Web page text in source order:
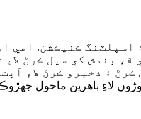
بندش کي سيل ڪرڻ